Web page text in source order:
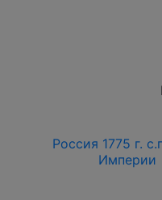
Россия 1775 г.
Империи